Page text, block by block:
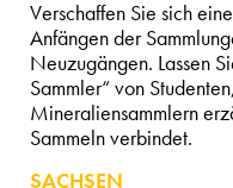
Verschaffen Sie sich
Anfängen der
Neuzugängen. Lassen
Sammler“ von
Mineraliensammlern
Sammeln verbindet.
SACHSEN